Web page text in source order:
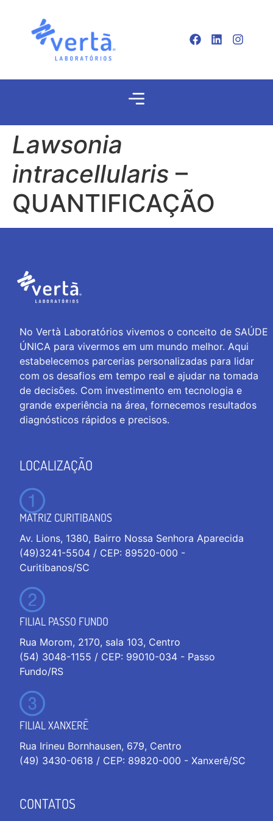
Lawsonia
intracellularis –
QUANTIFICAÇÃO
No Vertà Laboratórios vivemos o conceito de SAÚDE
ÚNICA para vivermos em um mundo melhor. Aqui
estabelecemos parcerias personalizadas para lidar
com os desafios em tempo real e ajudar na tomada
de decisões. Com investimento em tecnologia e
grande experiência na área, fornecemos resultados
diagnósticos rápidos e precisos.
LOCALIZAÇÃO
MATRIZ CURITIBANOS
Av. Lions, 1380, Bairro Nossa Senhora Aparecida
(49)3241-5504 / CEP: 89520-000 -
Curitibanos/SC
FILIAL PASSO FUNDO
Rua Morom, 2170, sala 103, Centro
(54) 3048-1155 / CEP: 99010-034 - Passo
Fundo/RS
FILIAL XANXERÊ
Rua Irineu Bornhausen, 679, Centro
(49) 3430-0618 / CEP: 89820-000 - Xanxerê/SC
CONTATOS